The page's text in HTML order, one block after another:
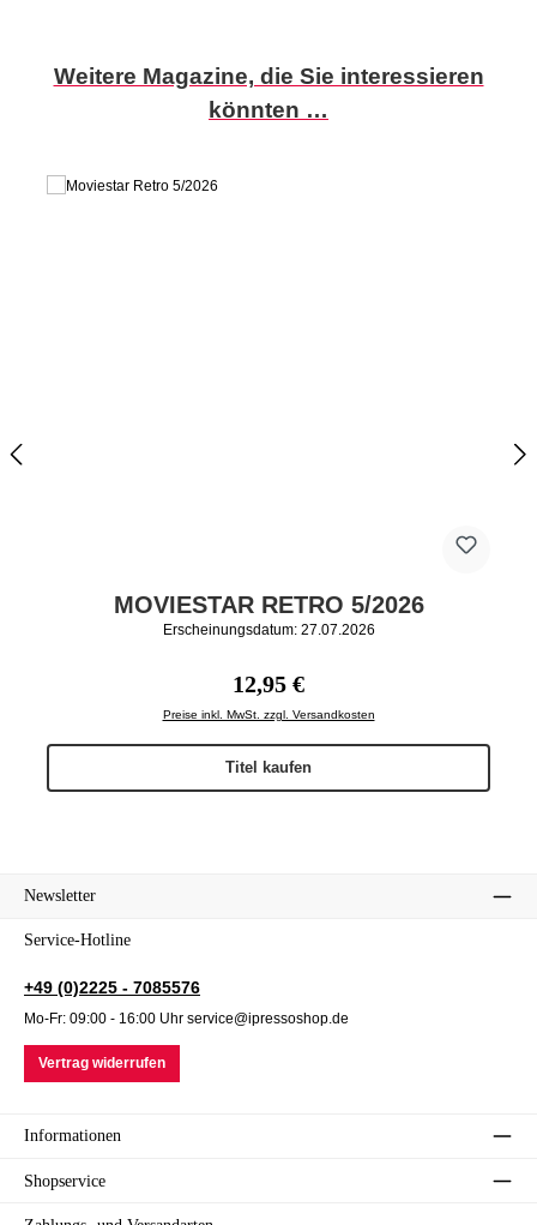
Produktgalerie überspringen
Weitere Magazine, die Sie interessieren
könnten …
MOVIESTAR RETRO 5/2026
Erscheinungsdatum: 27.07.2026
Regulärer Preis:
12,95 €
Preise inkl. MwSt. zzgl. Versandkosten
Titel kaufen
Newsletter
Service-Hotline
+49 (0)2225 - 7085576
Mo-Fr: 09:00 - 16:00 Uhr service@ipressoshop.de
Vertrag widerrufen
Informationen
Shopservice